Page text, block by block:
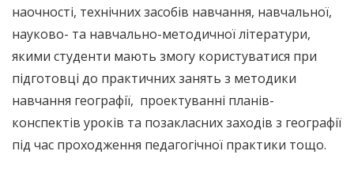
наочності, технічних засобів навчання, навчальної,
науково- та навчально-методичної літератури,
якими студенти мають змогу користуватися при
підготовці до практичних занять з методики
навчання географії, проектуванні планів-
конспектів уроків та позакласних заходів з географії
під час проходження педагогічної практики тощо.